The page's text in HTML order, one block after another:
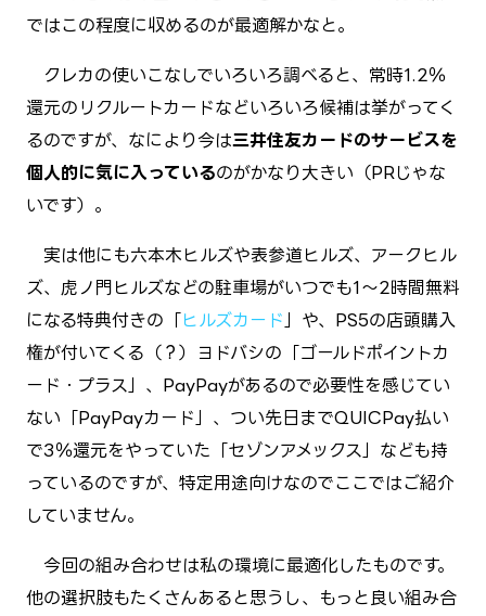
ではこの程度に収めるのが最適解かなと。
クレカの使いこなしでいろいろ調べると、常時1.2％
還元のリクルートカードなどいろいろ候補は挙がってく
るのですが、なにより今は三井住友カードのサービスを
個人的に気に入っているのがかなり大きい（PRじゃな
いです）。
実は他にも六本木ヒルズや表参道ヒルズ、アークヒル
ズ、虎ノ門ヒルズなどの駐車場がいつでも1～2時間無料
になる特典付きの「
ヒルズカード
」や、PS5の店頭購入
権が付いてくる（？）ヨドバシの「ゴールドポイントカ
ード・プラス」、PayPayがあるので必要性を感じてい
ない「PayPayカード」、つい先日までQUICPay払い
で3％還元をやっていた「セゾンアメックス」なども持
っているのですが、特定用途向けなのでここではご紹介
していません。
今回の組み合わせは私の環境に最適化したものです。
他の選択肢もたくさんあると思うし、もっと良い組み合